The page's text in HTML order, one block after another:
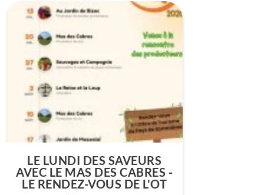
LE LUNDI DES SAVEURS
AVEC LE MAS DES CABRES -
LE RENDEZ-VOUS DE L'OT